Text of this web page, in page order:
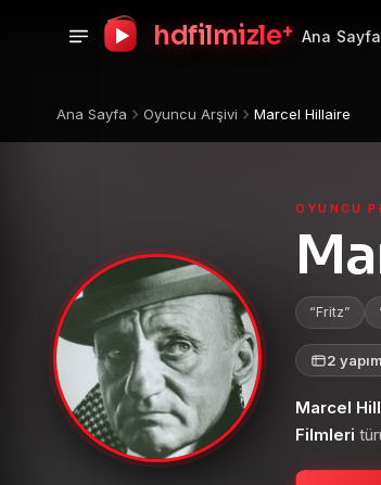
hdfilmizle+ Ana Sayfa
Ana Sayfa Oyuncu Arşivi Marcel Hillaire
OYUNCU
Fritz
2 yapım
Marcel
Filmleri